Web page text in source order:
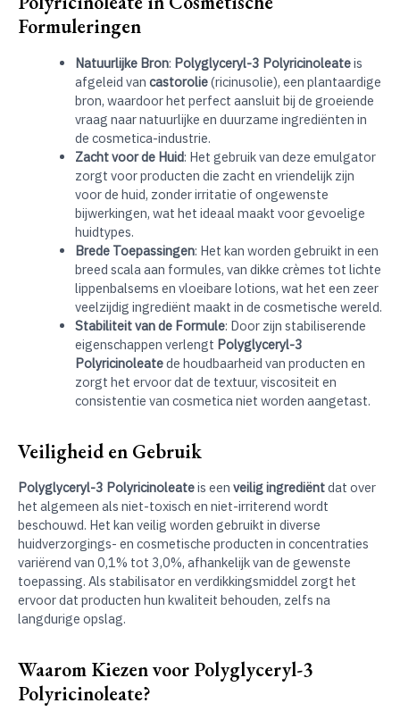
Formuleringen
Natuurlijke Bron: Polyglyceryl-3 Polyricinoleateis
afgeleid van castorolie(ricinusolie), een plantaardige
bron, waardoor het perfect aansluit bij de groeiende
vraag naar natuurlijke en duurzame ingrediënten in
de cosmetica-industrie.
Zacht voor de Huid: Het gebruik van deze emulgator
zorgt voor producten die zacht en vriendelijk zijn
voor de huid, zonder irritatie of ongewenste
bijwerkingen, wat het ideaal maakt voor gevoelige
huidtypes.
Brede Toepassingen: Het kan worden gebruikt in een
breed scala aan formules, van dikke crèmes tot lichte
lippenbalsems en vloeibare lotions, wat het een zeer
veelzijdig ingrediënt maakt in de cosmetische wereld.
Stabiliteit van de Formule: Door zijn stabiliserende
eigenschappen verlengt Polyglyceryl-3
Polyricinoleatede houdbaarheid van producten en
zorgt het ervoor dat de textuur, viscositeit en
consistentie van cosmetica niet worden aangetast.
Veiligheid en Gebruik
Polyglyceryl-3 Polyricinoleateis een veilig ingrediëntdat over
het algemeen als niet-toxisch en niet-irriterend wordt
beschouwd. Het kan veilig worden gebruikt in diverse
huidverzorgings- en cosmetische producten in concentraties
variërend van 0,1% tot 3,0%, afhankelijk van de gewenste
toepassing. Als stabilisator en verdikkingsmiddel zorgt het
ervoor dat producten hun kwaliteit behouden, zelfs na
langdurige opslag.
Waarom Kiezen voor Polyglyceryl-3
Polyricinoleate?